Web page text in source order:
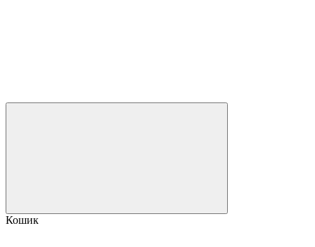
Кошик